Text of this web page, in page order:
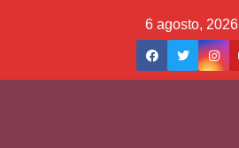
6 agosto, 2026